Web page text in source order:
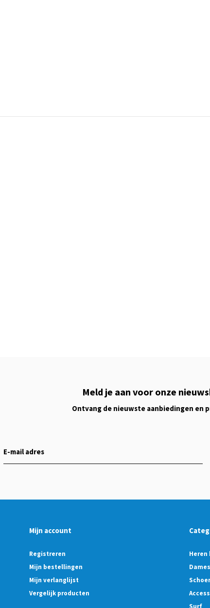
Meld je aan voor onze
Ontvang de nieuwste aanbiedingen en
Mijn account
Registreren
Mijn bestellingen
Mijn verlanglijst
Vergelijk producten
Heren
Surf